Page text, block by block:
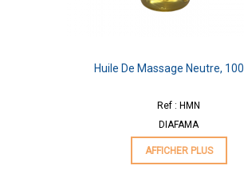
Huile De Massage Neutre,
Ref : HMN
DIAFAMA
AFFICHER PLUS